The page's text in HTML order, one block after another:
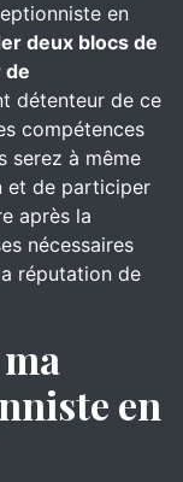
en
deux blocs de
de
détenteur de ce
compétences
serez à même
et de participer
après la
nécessaires
réputation de
en